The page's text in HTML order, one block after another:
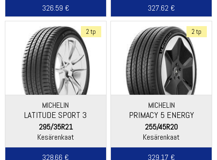
326.59 €
327.62 €
2 tp
MICHELIN
LATITUDE SPORT 3
295/35R21
Kesärenkaat
328.66 €
2 tp
MICHELIN
PRIMACY 5 ENERGY
255/45R20
Kesärenkaat
329.17 €